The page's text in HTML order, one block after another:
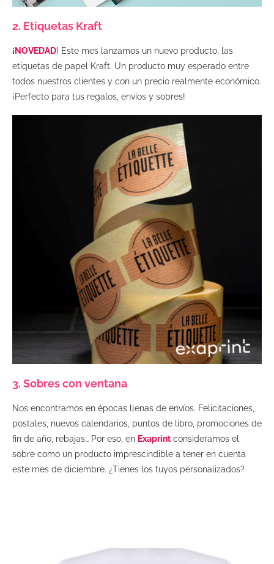
2. Etiquetas Kraft
¡NOVEDAD! Este mes lanzamos un nuevo producto, las
etiquetas de papel Kraft. Un producto muy esperado entre
todos nuestros clientes y con un precio realmente económico.
¡Perfecto para tus regalos, envíos y sobres!
3. Sobres con ventana
Nos encontramos en épocas llenas de envíos. Felicitaciones,
postales, nuevos calendarios, puntos de libro, promociones de
fin de año, rebajas… Por eso, en Exaprint consideramos el
sobre como un producto imprescindible a tener en cuenta
este mes de diciembre. ¿Tienes los tuyos personalizados?